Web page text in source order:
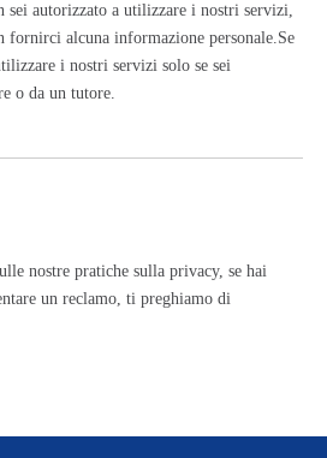
sei autorizzato a utilizzare i nostri servizi,
fornirci alcuna informazione personale.Se
i nostri servizi solo se sei
o da un tutore.
nostre pratiche sulla privacy, se hai
un reclamo, ti preghiamo di